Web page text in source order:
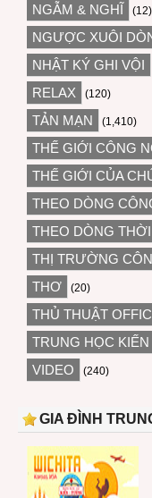
NGẪM & NGHĨ (12)
NGƯỢC XUÔI
NHẬT KÝ GHI VỘI
RELAX (120)
TẢN MẠN (1,410)
THẾ GIỚI CÔNG
THẾ GIỚI CỦA
THEO DÒNG
THEO DÒNG
THỊ TRƯỜNG
THƠ (20)
THỦ THUẬT
TRUNG HỌC
VIDEO (240)
GIA ĐÌNH